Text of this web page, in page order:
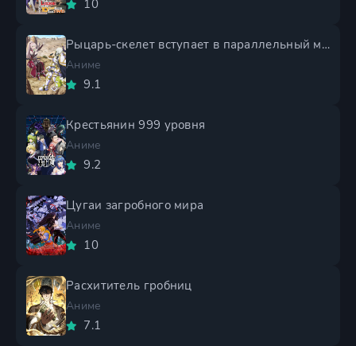
10
Рыцарь-скелет вступает в параллельный мир 2 сезон
Аниме
9.1
Крестьянин 999 уровня
Аниме
9.2
Цугаи загробного мира
Аниме
10
Расхититель гробниц
Аниме
7.1